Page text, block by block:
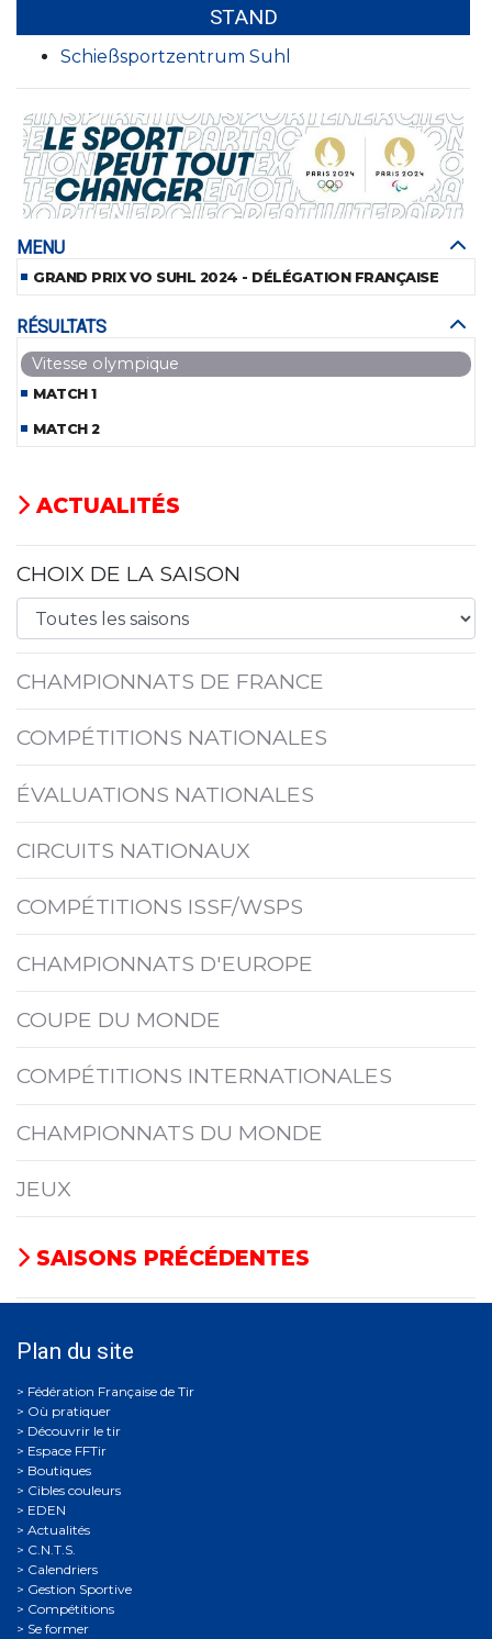
STAND
Schießsportzentrum Suhl
MENU
GRAND PRIX VO SUHL 2024 - DÉLÉGATION FRANÇAISE
RÉSULTATS
Vitesse olympique
MATCH 1
MATCH 2
ACTUALITÉS
CHOIX DE LA SAISON
CHAMPIONNATS DE FRANCE
COMPÉTITIONS NATIONALES
ÉVALUATIONS NATIONALES
CIRCUITS NATIONAUX
COMPÉTITIONS ISSF/WSPS
CHAMPIONNATS D'EUROPE
COUPE DU MONDE
COMPÉTITIONS INTERNATIONALES
CHAMPIONNATS DU MONDE
JEUX
SAISONS PRÉCÉDENTES
Plan du site
Où pratiquer
Découvrir le tir
Espace FFTir
Boutiques
Cibles couleurs
EDEN
Actualités
C.N.T.S.
Calendriers
Gestion Sportive
Compétitions
Se former